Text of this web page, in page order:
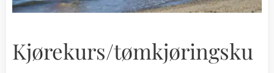
Kjørekurs/tømkjøringsku